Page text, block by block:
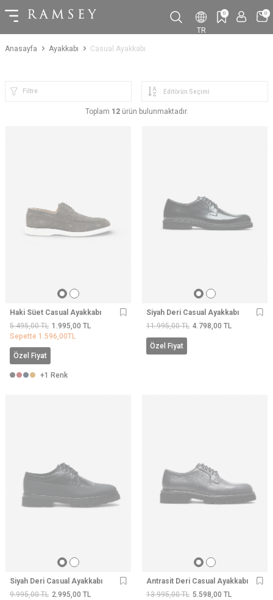
TR
0 0
Anasayfa Ayakkabı Casual Ayakkabı
Filtre
Toplam 12ürün bulunmaktadır.
Haki Süet Casual Ayakkabı
5.495,00TL 1.995,00 TL
Sepette 1.596,00TL
Özel Fiyat
+1 Renk
Siyah Deri Casual Ayakkabı
11.995,00TL 4.798,00 TL
Özel Fiyat
Siyah Deri Casual Ayakkabı
9.995,00TL 2.995,00 TL
Antrasit Deri Casual Ayakkabı
13.995,00TL 5.598,00 TL